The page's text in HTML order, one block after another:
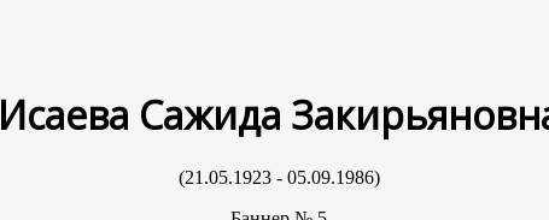
Исаева Сажида
(21.05.1923 - 05.09.1986)